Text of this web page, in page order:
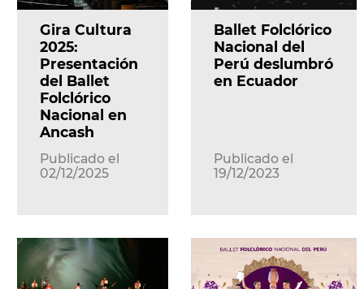
Gira Cultura
2025:
Presentación
del Ballet
Folclórico
Nacional en
Ancash
Publicado el
02/12/2025
Ballet Folclórico
Nacional del
Perú deslumbró
en Ecuador
Publicado el
19/12/2023